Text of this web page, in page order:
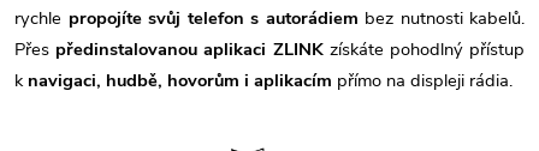
rychle propojíte svůj telefon s autorádiem bez nutnosti kabelů.
Přes předinstalovanou aplikaci ZLINKzískáte pohodlný přístup
k navigaci, hudbě, hovorům i aplikacím přímo na displeji rádia.